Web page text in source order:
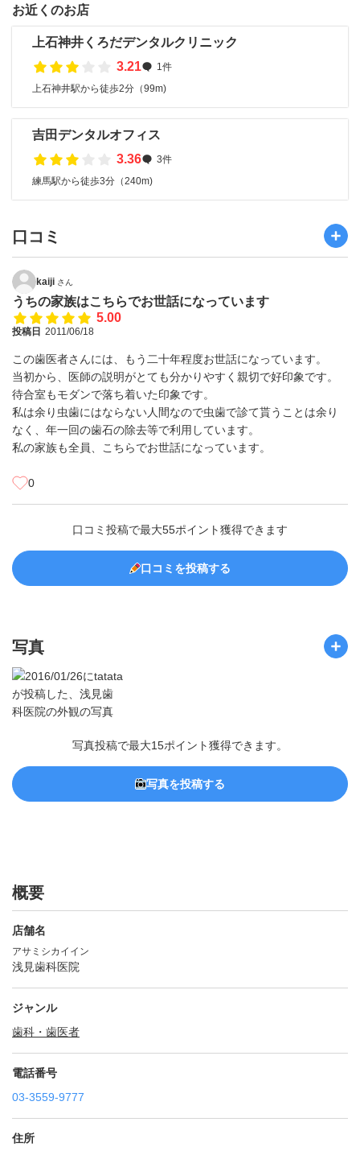
お近くのお店
上石神井くろだデンタルクリニック
3.21
1件
上石神井駅から徒歩2分（99m)
吉田デンタルオフィス
3.36
3件
練馬駅から徒歩3分（240m)
口コミ
kaiji さん
うちの家族はこちらでお世話になっています
5.00
投稿日 2011/06/18
この歯医者さんには、もう二十年程度お世話になっています。
当初から、医師の説明がとても分かりやすく親切で好印象です。
待合室もモダンで落ち着いた印象です。
私は余り虫歯にはならない人間なので虫歯で診て貰うことは余り
なく、年一回の歯石の除去等で利用しています。
私の家族も全員、こちらでお世話になっています。
0
口コミ投稿で最大55ポイント獲得できます
口コミを投稿する
写真
写真投稿で最大15ポイント獲得できます。
写真を投稿する
概要
店舗名
アサミシカイイン
浅見歯科医院
ジャンル
歯科・歯医者
電話番号
03-3559-9777
住所